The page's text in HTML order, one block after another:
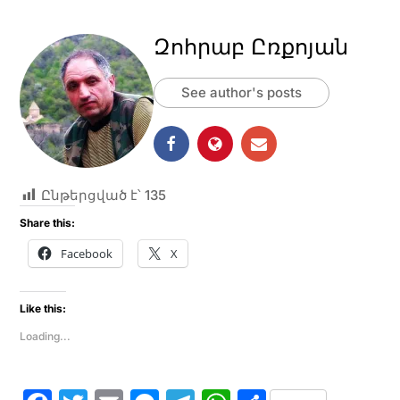
Զոհրաբ Ըռքոյան
See author's posts
Ընթերցված է՝ 135
Share this:
Facebook X
Like this:
Loading...